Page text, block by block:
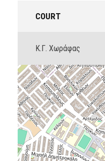
COURT
Κ.Γ. Χωράφας